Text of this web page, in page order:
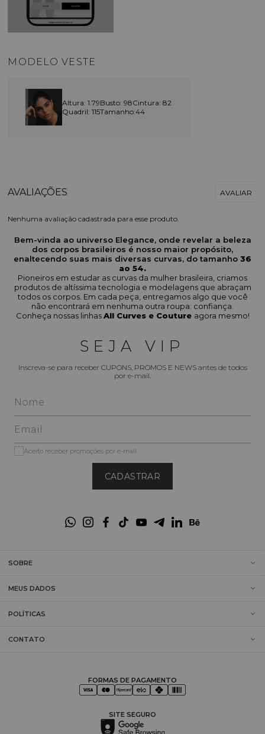
MODELO VESTE
Altura: 1.79Busto: 98Cintura: 82
Quadril: 115Tamanho:44
Nenhuma avaliação cadastrada para esse produto.
Bem-vinda ao universo Elegance, onde revelar a beleza
dos corpos brasileiros é nosso maior propósito,
enaltecendo suas mais diversas curvas, do tamanho 36
ao 54.
Pioneiros em estudar as curvas da mulher brasileira, criamos
produtos de altíssima tecnologia e modelagens que abraçam
todos os corpos. Em cada peça, entregamos algo que você
não encontrará em nenhuma outra roupa: confiança.
Conheça nossas linhasAll Curves e Couture agora mesmo!
SEJA VIP
Inscreva-se para receber CUPONS, PROMOS E NEWS antes de todos
por e-mail.
CADASTRAR
Aceito receber promoções por e-mail
SOBRE
MEUS DADOS
POLÍTICAS
CONTATO
FORMAS DE PAGAMENTO
SITE SEGURO